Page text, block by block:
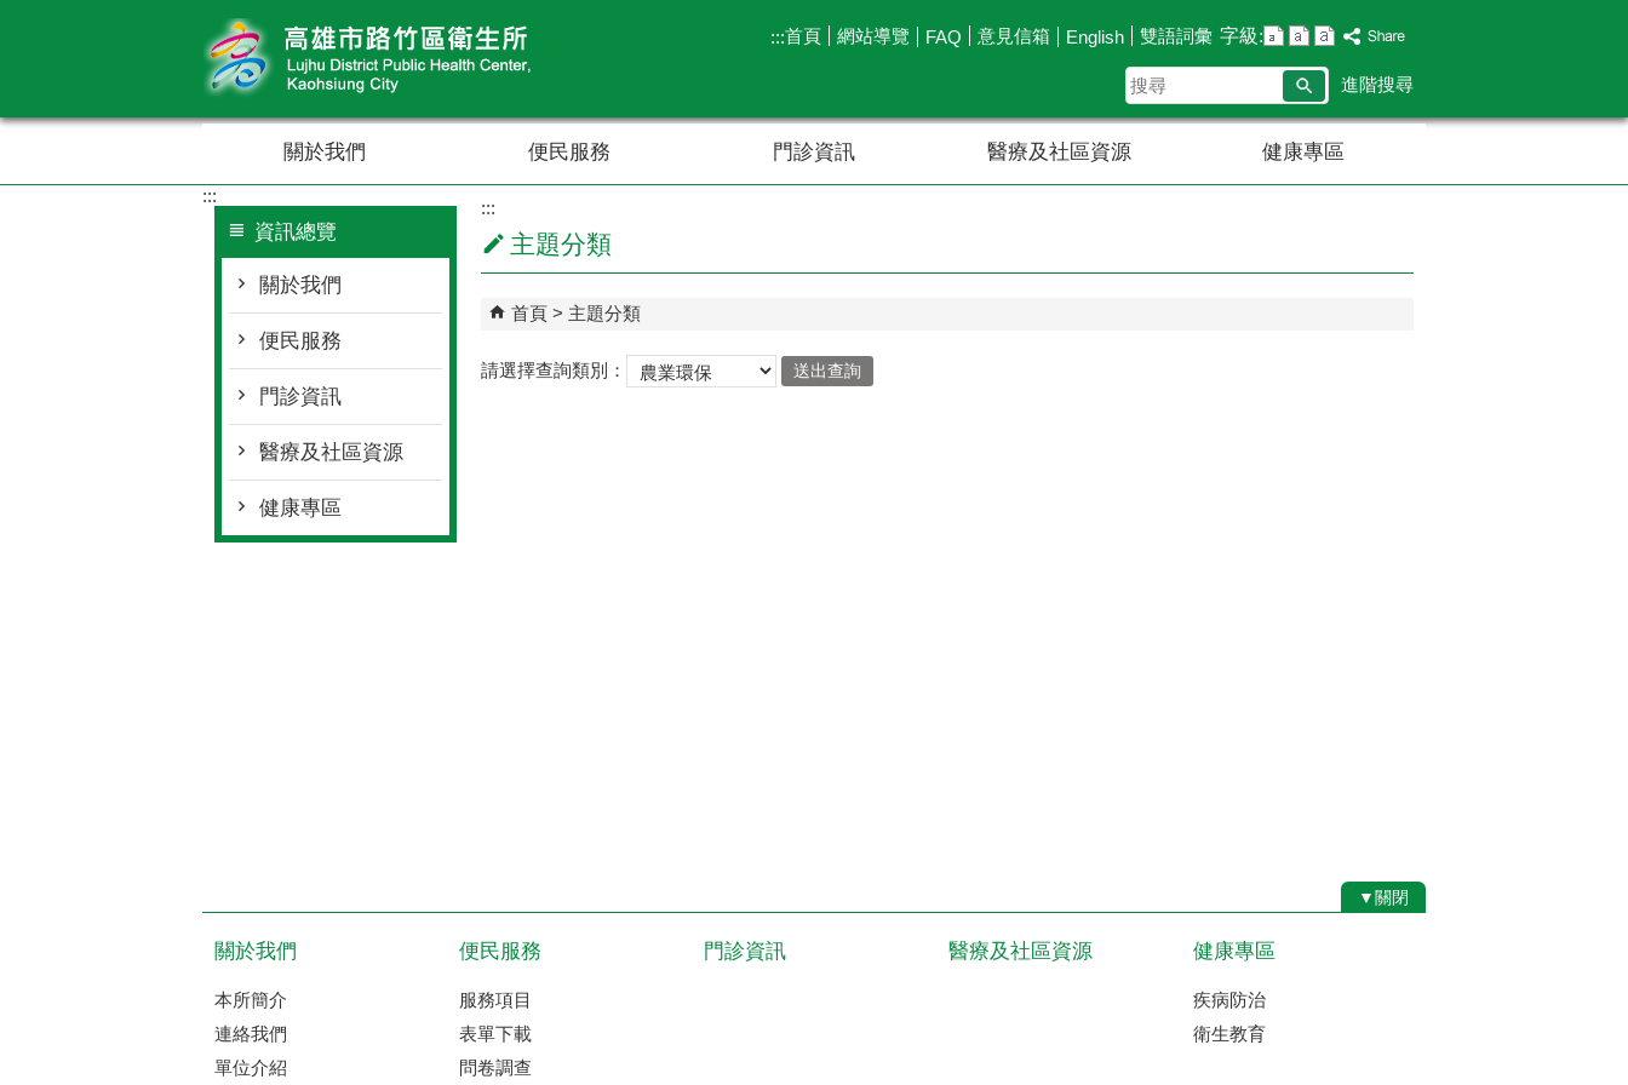
:::首頁 網站導覽 FAQ 意見信箱 English 雙語詞彙 字級:
搜
尋
進階搜尋
關於我們 便民服務 門診資訊 醫療及社區資源 健康專區
:::
資訊總覽
關於我們
便民服務
門診資訊
醫療及社區資源
健康專區
:::
主題分類
首頁 主題分類
請選擇查詢類別：
▼關閉
關於我們
本所簡介
連絡我們
單位介紹
便民服務
服務項目
表單下載
問卷調查
門診資訊 醫療及社區資源 健康專區
疾病防治
衛生教育